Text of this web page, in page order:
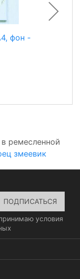
фон -
ремесленной
змеевик
условия